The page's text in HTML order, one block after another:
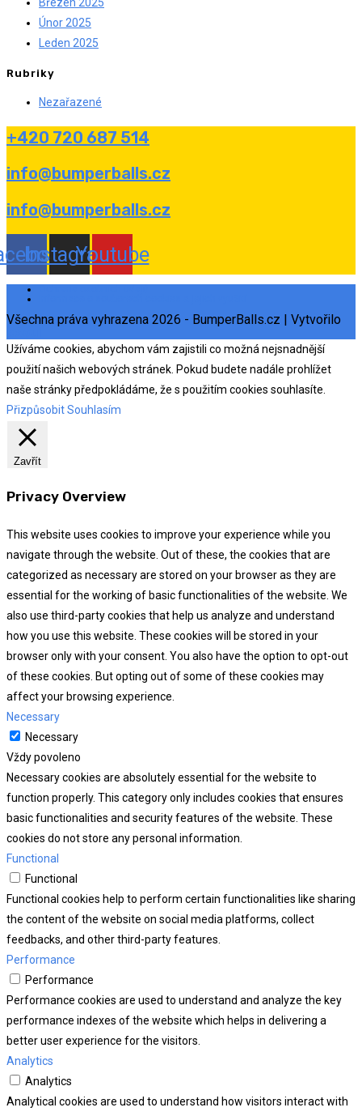
Březen 2025
Únor 2025
Leden 2025
Rubriky
Nezařazené
+420 720 687 514
info@bumperballs.cz
info@bumperballs.cz
Instagram
Youtube
Všechna práva vyhrazena 2026 - BumperBalls.cz | Vytvořilo
Užíváme cookies, abychom vám zajistili co možná nejsnadnější
použití našich webových stránek. Pokud budete nadále prohlížet
naše stránky předpokládáme, že s použitím cookies souhlasíte.
PřizpůsobitSouhlasím
Zavřít
Privacy Overview
This website uses cookies to improve your experience while you
navigate through the website. Out of these, the cookies that are
categorized as necessary are stored on your browser as they are
essential for the working of basic functionalities of the website. We
also use third-party cookies that help us analyze and understand
how you use this website. These cookies will be stored in your
browser only with your consent. You also have the option to opt-out
of these cookies. But opting out of some of these cookies may
affect your browsing experience.
Necessary
Necessary
Vždy povoleno
Necessary cookies are absolutely essential for the website to
function properly. This category only includes cookies that ensures
basic functionalities and security features of the website. These
cookies do not store any personal information.
Functional
Functional
Functional cookies help to perform certain functionalities like sharing
the content of the website on social media platforms, collect
feedbacks, and other third-party features.
Performance
Performance
Performance cookies are used to understand and analyze the key
performance indexes of the website which helps in delivering a
better user experience for the visitors.
Analytics
Analytics
Analytical cookies are used to understand how visitors interact with